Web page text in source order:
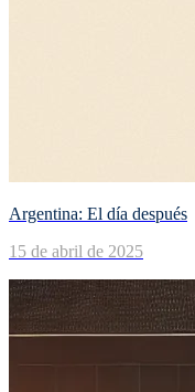
Argentina: El día después
15 de abril de 2025